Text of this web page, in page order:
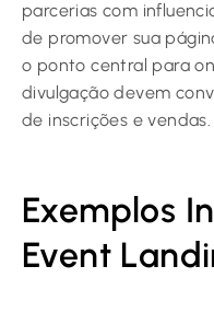
parcerias com
de promover sua
o ponto central para
divulgação devem
de inscrições e vendas.
Exemplos
Event